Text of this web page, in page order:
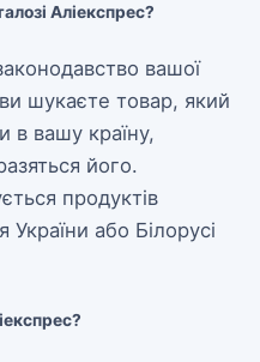
Аліекспрес?
вашої
шукаєте товар, який
в вашу країну,
його.
продуктів
або Білорусі